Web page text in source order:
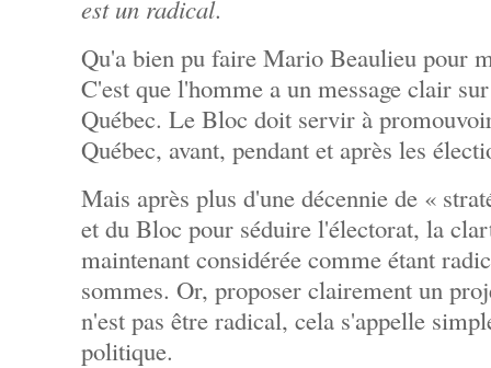
est un radical.
Qu'a bien pu faire Mario Beaulieu pour
C'est que l'homme a un message clair
Québec. Le Bloc doit servir à
Québec, avant, pendant et après les
Mais après plus d'une décennie de «
et du Bloc pour séduire l'électorat, la
maintenant considérée comme étant
sommes. Or, proposer clairement un
n'est pas être radical, cela s'appelle
politique.